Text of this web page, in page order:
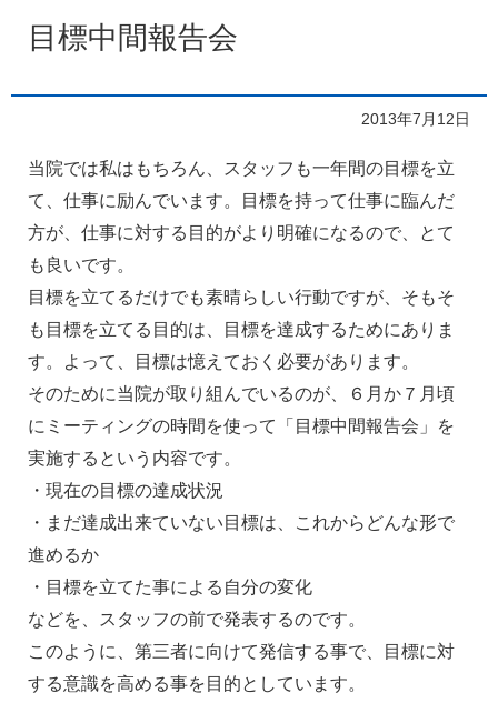
目標中間報告会
2013年7月12日
当院では私はもちろん、スタッフも一年間の目標を立
て、仕事に励んでいます。目標を持って仕事に臨んだ
方が、仕事に対する目的がより明確になるので、とて
も良いです。
目標を立てるだけでも素晴らしい行動ですが、そもそ
も目標を立てる目的は、目標を達成するためにありま
す。よって、目標は憶えておく必要があります。
そのために当院が取り組んでいるのが、６月か７月頃
にミーティングの時間を使って「目標中間報告会」を
実施するという内容です。
・現在の目標の達成状況
・まだ達成出来ていない目標は、これからどんな形で
進めるか
・目標を立てた事による自分の変化
などを、スタッフの前で発表するのです。
このように、第三者に向けて発信する事で、目標に対
する意識を高める事を目的としています。